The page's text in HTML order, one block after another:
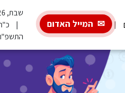
המייל האדום
שבת, 08.08.2026
התשפ"ו